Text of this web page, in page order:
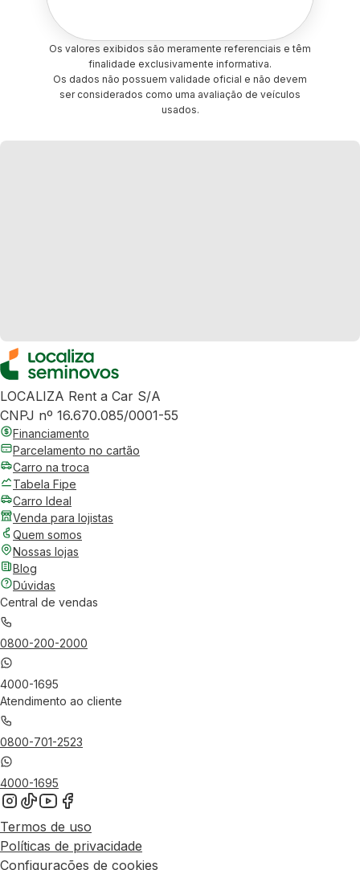
Os valores exibidos são meramente referenciais e têm
finalidade exclusivamente informativa.
Os dados não possuem validade oficial e não devem
ser considerados como uma avaliação de veículos
usados.
LOCALIZA Rent a Car S/A
CNPJ nº 16.670.085/0001-55
Financiamento
Parcelamento no cartão
Carro na troca
Tabela Fipe
Carro Ideal
Venda para lojistas
Quem somos
Nossas lojas
Blog
Dúvidas
Central de vendas
0800-200-2000
4000-1695
Atendimento ao cliente
0800-701-2523
4000-1695
Termos de uso
Políticas de privacidade
Configurações de cookies